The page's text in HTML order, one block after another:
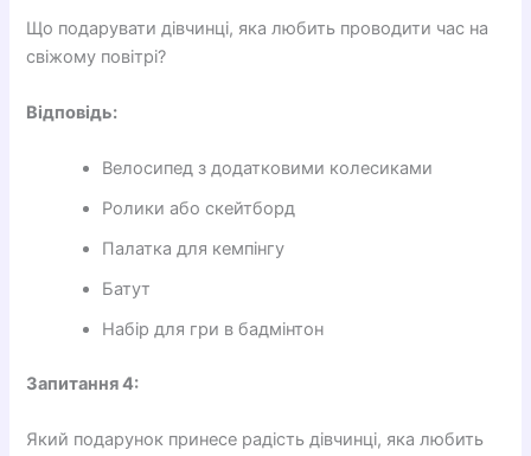
Що подарувати дівчинці, яка любить проводити час на
свіжому повітрі?
Відповідь:
Велосипед з додатковими колесиками
Ролики або скейтборд
Палатка для кемпінгу
Батут
Набір для гри в бадмінтон
Запитання 4:
Який подарунок принесе радість дівчинці, яка любить